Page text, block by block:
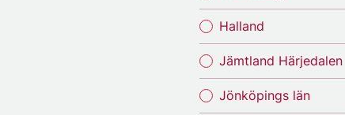
Halland
Jämtland Härjedalen
Jönköpings län